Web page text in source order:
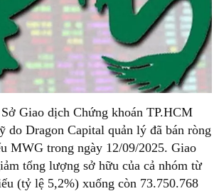
Giao dịch Chứng khoán TP.HCM
do Dragon Capital quản lý đã bán ròng
MWG trong ngày 12/09/2025. Giao
tổng lượng sở hữu của cả nhóm từ
(tỷ lệ 5,2%) xuống còn 73.750.768